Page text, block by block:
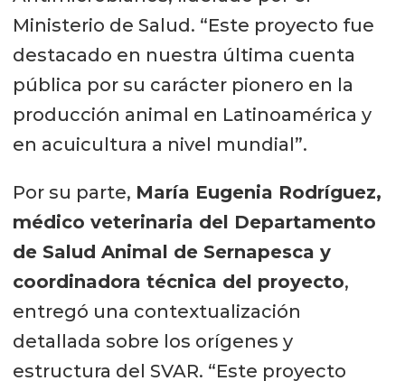
Ministerio de Salud. “Este proyecto fue
destacado en nuestra última cuenta
pública por su carácter pionero en la
producción animal en Latinoamérica y
en acuicultura a nivel mundial”.
Por su parte, María Eugenia Rodríguez,
médico veterinaria del Departamento
de Salud Animal de Sernapesca y
coordinadora técnica del proyecto,
entregó una contextualización
detallada sobre los orígenes y
estructura del SVAR. “Este proyecto